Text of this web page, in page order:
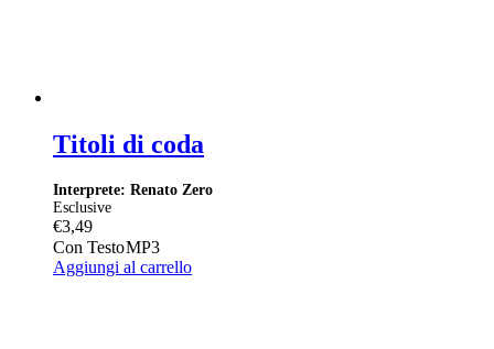
Titoli di coda
Interprete: Renato Zero
Esclusive
€3,49
Con TestoMP3
Aggiungi al carrello